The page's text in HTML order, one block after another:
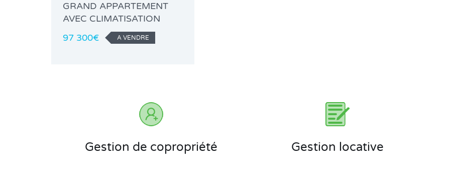
GRAND APPARTEMENT
AVEC CLIMATISATION
97 300€
A VENDRE
Gestion de copropriété Gestion locative